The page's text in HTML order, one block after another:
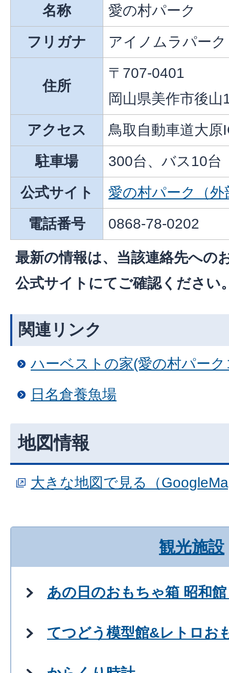
名称
愛の村パーク
フリガナ
アイノムラパーク
住所
〒707-0401
岡山県美作市後山
アクセス
鳥取自動車道大
駐車場
300台、バス10台
公式サイト
愛の村パーク（
電話番号
0868-78-0202
最新の情報は、当該連絡先への
公式サイトにてご確認ください
関連リンク
ハーベストの家(愛の村パー
日名倉養魚場
地図情報
大きな地図で見る（
観光施設
あの日のおもちゃ箱 昭和
てつどう模型館&レトロお